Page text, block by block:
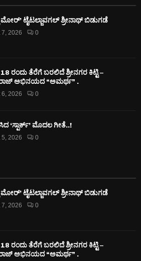
ಟೈಟಲ್ಜಾವಗಲ್ ಶ್ರೀನಾಥ್ ಬಿಡುಗಡೆ
7, 2026 0
ರಂದು ತೆರೆಗೆ ಬರಲಿದೆ ಶ್ರೀನಗರ ಕಿಟ್ಟಿ –
ಅಭಿನಯದ “ಅಮರ್ಥ” .
6, 2026 0
‘ಸ್ಪಾರ್ಕ್’ ಮೊದಲ‌ ಗೀತೆ..!
5, 2026 0
ಟೈಟಲ್ಜಾವಗಲ್ ಶ್ರೀನಾಥ್ ಬಿಡುಗಡೆ
7, 2026 0
ರಂದು ತೆರೆಗೆ ಬರಲಿದೆ ಶ್ರೀನಗರ ಕಿಟ್ಟಿ –
ಅಭಿನಯದ “ಅಮರ್ಥ” .